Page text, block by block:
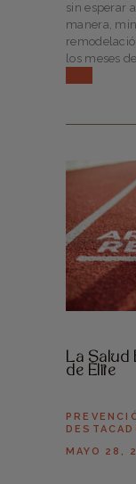
sin esperar
manera,
los meses
La Salud
de Élite
MAYO 28,